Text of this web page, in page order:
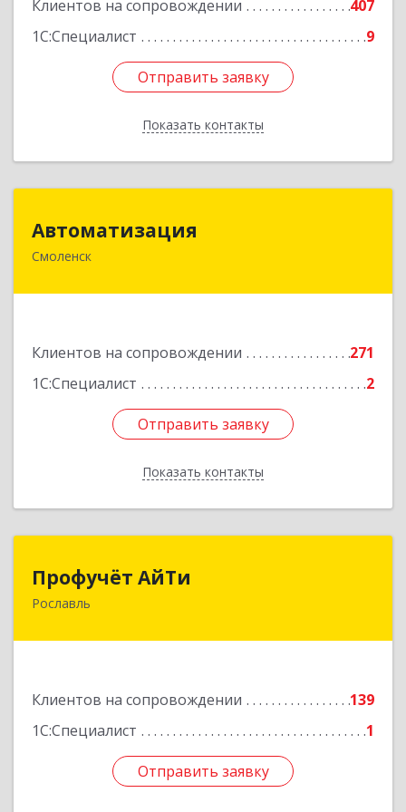
Клиентов на сопровождении
407
1С:Специалист
9
Отправить заявку
Показать контакты
Отправить заявку
Назад
Автоматизация
Смоленск
Клиентов на сопровождении
271
1С:Специалист
2
Отправить заявку
Показать контакты
214019, Смоленская обл, Смоленск г, Марии
Отправить заявку
Назад
Профучёт АйТи
Рославль
Клиентов на сопровождении
139
1С:Специалист
1
Отправить заявку
216500, Смоленская обл, Рославльский р-н,
Отправить заявку